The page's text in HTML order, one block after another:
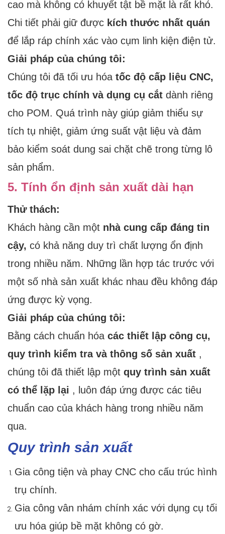
cao mà không có khuyết tật bề mặt là rất khó.
Chi tiết phải giữ được kích thước nhất quán
để lắp ráp chính xác vào cụm linh kiện điện tử.
Giải pháp của chúng tôi:
Chúng tôi đã tối ưu hóa tốc độ cấp liệu CNC,
tốc độ trục chính và dụng cụ cắt dành riêng
cho POM. Quá trình này giúp giảm thiểu sự
tích tụ nhiệt, giảm ứng suất vật liệu và đảm
bảo kiểm soát dung sai chặt chẽ trong từng lô
sản phẩm.
5. Tính ổn định sản xuất dài hạn
Thử thách:
Khách hàng cần một nhà cung cấp đáng tin
cậy, có khả năng duy trì chất lượng ổn định
trong nhiều năm. Những lần hợp tác trước với
một số nhà sản xuất khác nhau đều không đáp
ứng được kỳ vọng.
Giải pháp của chúng tôi:
Bằng cách chuẩn hóa các thiết lập công cụ,
quy trình kiểm tra và thông số sản xuất ,
chúng tôi đã thiết lập một quy trình sản xuất
có thể lặp lại , luôn đáp ứng được các tiêu
chuẩn cao của khách hàng trong nhiều năm
qua.
Quy trình sản xuất
Gia công tiện và phay CNC cho cấu trúc hình
trụ chính.
Gia công vân nhám chính xác với dụng cụ tối
ưu hóa giúp bề mặt không có gờ.